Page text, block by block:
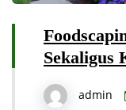
Sekaligus
admin